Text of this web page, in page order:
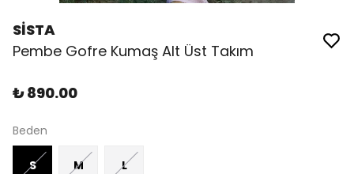
SİSTA
Pembe Gofre Kumaş Alt Üst Takım
₺ 890.00
Beden
S M L